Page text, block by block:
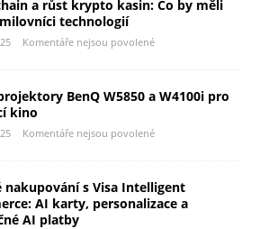
a růst krypto kasin: Co by měli
technologií
Komentáře nejsou povolené
BenQ W5850 a W4100i pro
kino
Komentáře nejsou povolené
nakupování s Visa Intelligent
AI karty, personalizace a
AI platby